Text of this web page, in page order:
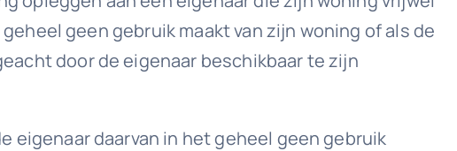
geen gebruik maakt van zijn woning of als de
door de eigenaar beschikbaar te zijn
daarvan in het geheel geen gebruik